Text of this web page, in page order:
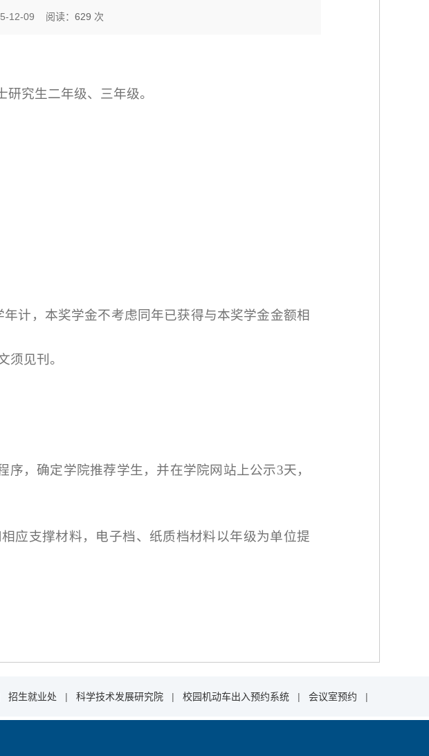
12-09 阅读： 629 次
究生二年级、三年级。
年计，本奖学金不考虑同年已获得与本奖学金金额相
须见刊。
，确定学院推荐学生，并在学院网站上公示3天，
应支撑材料，电子档、纸质档材料以年级为单位提
招生就业处 | 科学技术发展研究院 | 校园机动车出入预约系统 | 会议室预约 |